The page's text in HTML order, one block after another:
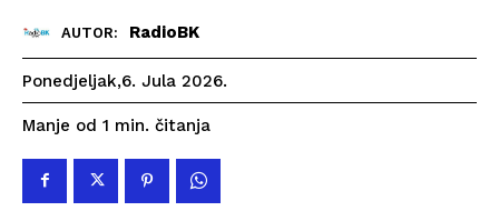
AUTOR: RadioBK
Ponedjeljak,6. Jula 2026.
Manje od 1 min. čitanja